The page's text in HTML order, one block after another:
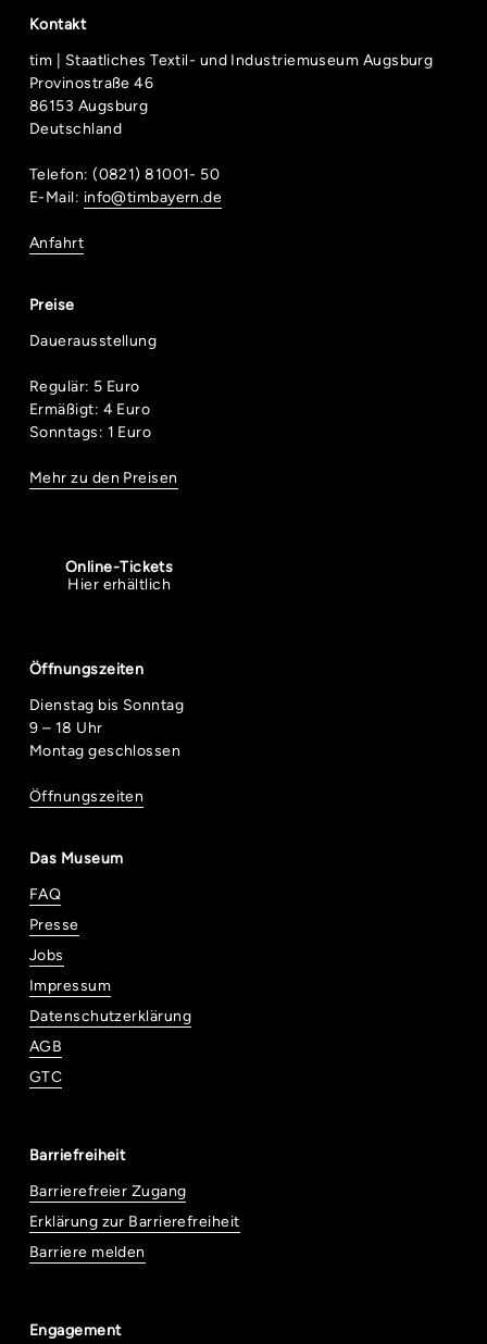
Kontakt
tim | Staatliches Textil- und Industriemuseum Augsburg
Provinostraße 46
86153 Augsburg
Deutschland
Telefon: (0821) 81001- 50
E-Mail: info@timbayern.de
Anfahrt
Preise
Dauerausstellung
Regulär: 5 Euro
Ermäßigt: 4 Euro
Sonntags: 1 Euro
Mehr zu den Preisen
Online-Tickets
Hier erhältlich
Öffnungszeiten
Dienstag bis Sonntag
9 – 18 Uhr
Montag geschlossen
Öffnungszeiten
Das Museum
FAQ
Presse
Jobs
Impressum
Datenschutzerklärung
AGB
GTC
Barriefreiheit
Barrierefreier Zugang
Erklärung zur Barrierefreiheit
Barriere melden
Engagement